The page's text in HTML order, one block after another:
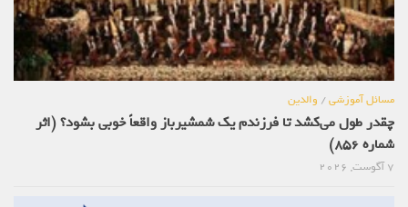
مسائل آموزشی/ والدین
چقدر طول می‌کشد تا فرزندم یک شمشیرباز واقعاً خوبی بشود؟ (اثر
شماره 856)
7 آگوست, 2026